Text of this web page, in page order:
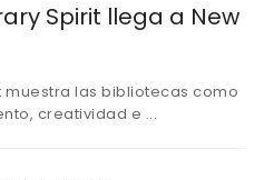
Spirit llega a New
muestra las bibliotecas como
creatividad e ...